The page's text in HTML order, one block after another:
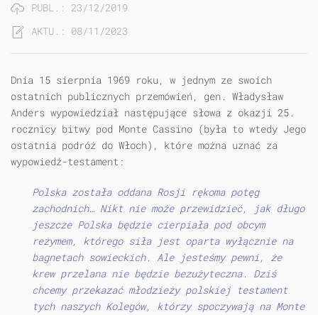
Dnia 15 sierpnia 1969 roku, w jednym ze swoich
ostatnich publicznych przemówień, gen. Władysław
Anders wypowiedział następujące słowa z okazji 25.
rocznicy bitwy pod Monte Cassino (była to wtedy Jego
ostatnia podróż do Włoch), które można uznać za
wypowiedź-testament:
Polska została oddana Rosji rękoma potęg
zachodnich… Nikt nie może przewidzieć, jak długo
jeszcze Polska będzie cierpiała pod obcym
reżymem, którego siła jest oparta wyłącznie na
bagnetach sowieckich. Ale jesteśmy pewni, że
krew przelana nie będzie bezużyteczna. Dziś
chcemy przekazać młodzieży polskiej testament
tych naszych Kolegów, którzy spoczywają na Monte
PUBL.: 23/12/2019
AKTU.: 08/11/2023